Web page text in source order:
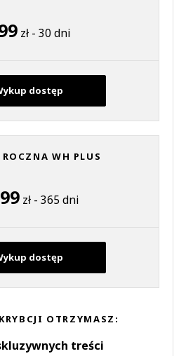
zł - 30 dni
dostęp
ROCZNA WH PLUS
zł - 365 dni
dostęp
OTRZYMASZ:
treści